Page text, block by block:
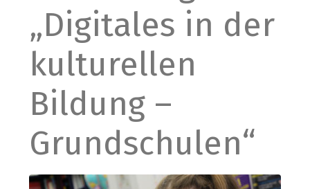
„Digitales in der
kulturellen
Bildung –
Grundschulen“